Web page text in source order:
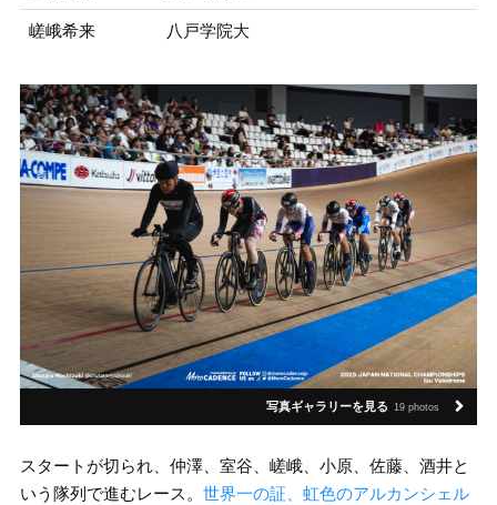
嵯峨希来 八戸学院大
写真ギャラリーを見る 19 photos
スタートが切られ、仲澤、室谷、嵯峨、小原、佐藤、酒井と
いう隊列で進むレース。 世界一の証、虹色のアルカンシェル